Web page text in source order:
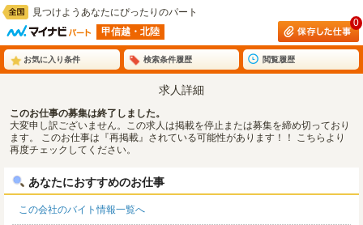
見つけようあなたにぴったりのパート
甲信越・北陸
0
お気に入り条件 検索条件履歴 閲覧履歴
求人詳細
このお仕事の募集は終了しました。
大変申し訳ございません。この求人は掲載を停止または募集を締め切っており
ます。 このお仕事は『再掲載』されている可能性があります！！ こちらより
再度チェックしてください。
あなたにおすすめのお仕事
この会社のバイト情報一覧へ